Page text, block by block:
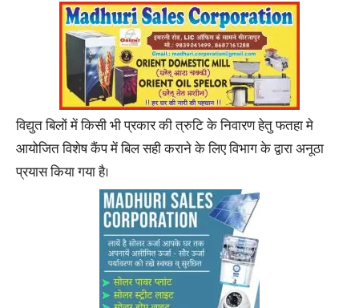
विद्युत बिलों में किसी भी प्रकार की त्रुटि के निवारण हेतु फतहा मे
आयोजित विशेष कैंप में बिल सही कराने के लिए विभाग के द्वारा अनूठा
प्रयास किया गया है।